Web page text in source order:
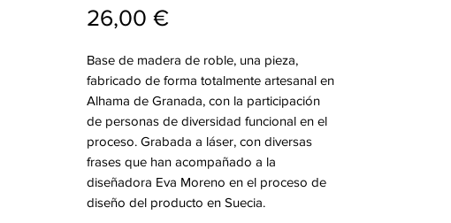
26,00 €Precio
Base de madera de roble, una pieza,
fabricado de forma totalmente artesanal en
Alhama de Granada, con la participación
de personas de diversidad funcional en el
proceso. Grabada a láser, con diversas
frases que han acompañado a la
diseñadora Eva Moreno en el proceso de
diseño del producto en Suecia.